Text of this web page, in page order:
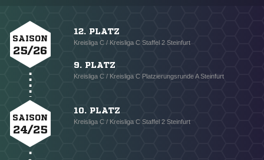
SAISON
25/26
12. PLATZ
Kreisliga C / Kreisliga C Staffel 2 Steinfurt
9. PLATZ
Kreisliga C / Kreisliga C Platzierungsrunde A Steinfurt
SAISON
24/25
10. PLATZ
Kreisliga C / Kreisliga C Staffel 2 Steinfurt